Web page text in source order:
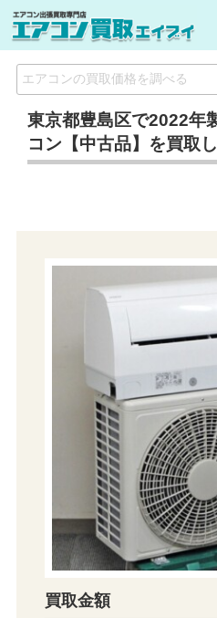
東京都豊島区で2022年
コン【中古品】を買取し
買取金額